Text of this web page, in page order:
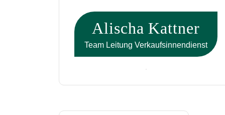
Alischa Kattner
Team Leitung Verkaufsinnendienst